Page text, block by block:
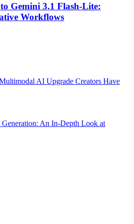
Gemini 3.1 Flash-Lite:
Workflows
AI Upgrade Creators Have
An In-Depth Look at